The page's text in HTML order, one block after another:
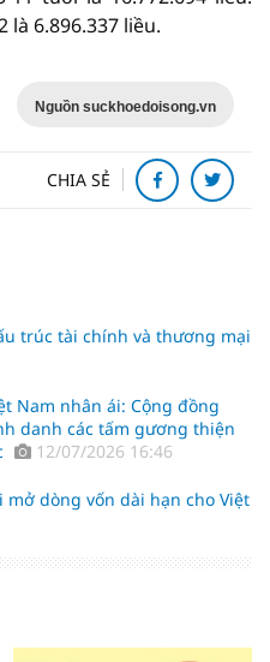
là 6.896.337 liều.
Nguồn suckhoedoisong.vn
CHIA SẺ
trúc tài chính và thương mại
Nam nhân ái: Cộng đồng
danh các tấm gương thiện
12/07/2026 16:46
dòng vốn dài hạn cho Việt